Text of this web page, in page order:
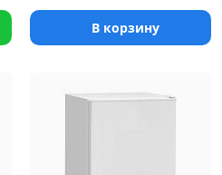
В корзину